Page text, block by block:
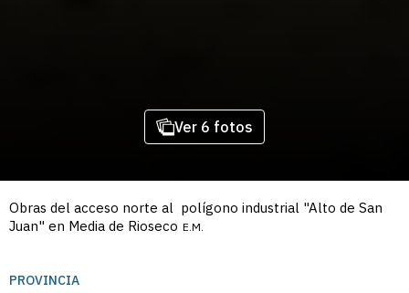
Ver 6 fotos
Obras del acceso norte al polígono industrial "Alto de San
Juan" en Media de Rioseco E.M.
PROVINCIA